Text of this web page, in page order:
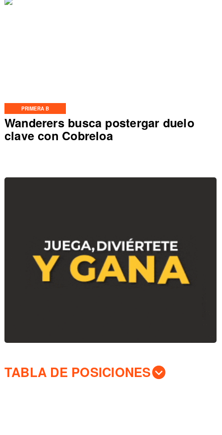
PRIMERA B
Wanderers busca postergar duelo
clave con Cobreloa
TABLA DE POSICIONES